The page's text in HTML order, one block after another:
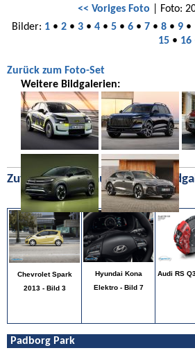
<< Voriges Foto | Foto:
Bilder: 1• 2• 3• 4• 5• 6• 7• 8• 9•
15• 16
Zurück zum Foto-Set
Weitere Bildgalerien:
Zufällige Bilder aus unserer
Chevrolet Spark
2013 - Bild 3
Hyundai Kona
Elektro - Bild 7
Audi RS
Padborg Park